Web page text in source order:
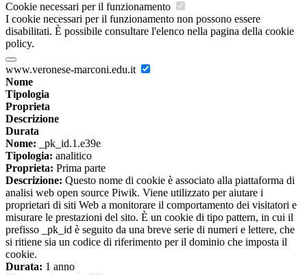
Cookie necessari per il funzionamento
I cookie necessari per il funzionamento non possono essere
disabilitati. È possibile consultare l'elenco nella pagina della cookie
policy.
www.veronese-marconi.edu.it
Nome
Tipologia
Proprieta
Descrizione
Durata
Nome: _pk_id.1.e39e
Tipologia: analitico
Proprieta: Prima parte
Descrizione: Questo nome di cookie è associato alla piattaforma di
analisi web open source Piwik. Viene utilizzato per aiutare i
proprietari di siti Web a monitorare il comportamento dei visitatori e
misurare le prestazioni del sito. È un cookie di tipo pattern, in cui il
prefisso _pk_id è seguito da una breve serie di numeri e lettere, che
si ritiene sia un codice di riferimento per il dominio che imposta il
cookie.
Durata: 1 anno